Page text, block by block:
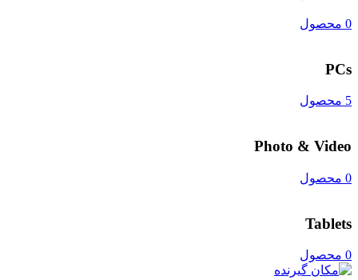
0 محصول
PCs
5 محصول
Photo & Video
0 محصول
Tablets
0 محصول